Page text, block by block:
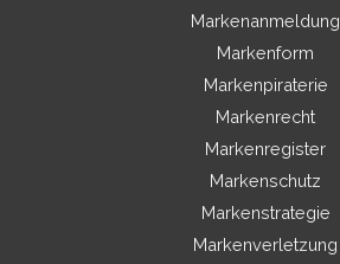
Markenanmeldung
Markenform
Markenpiraterie
Markenrecht
Markenregister
Markenschutz
Markenstrategie
Markenverletzung